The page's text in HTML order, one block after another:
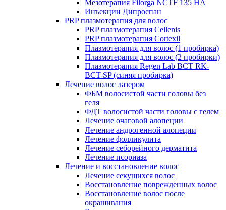
Мезотерапия Filorga NCTF 135 HA
Инъекции Дипроспан
PRP плазмотерапия для волос
PRP плазмотерапия Cellenis
PRP плазмотерапия Cortexil
Плазмотерапия для волос (1 пробирка)
Плазмотерапия для волос (2 пробирки)
Плазмотерапия Regen Lab BCT RK-
BCT-SP (синяя пробирка)
Лечение волос лазером
ФБМ волосистой части головы без
геля
ФДТ волосистой части головы с гелем
Лечение очаговой алопеции
Лечение андрогенной алопеции
Лечение фолликулита
Лечение себорейного дерматита
Лечение псориаза
Лечение и восстановление волос
Лечение секущихся волос
Восстановление поврежденных волос
Восстановление волос после
окрашивания